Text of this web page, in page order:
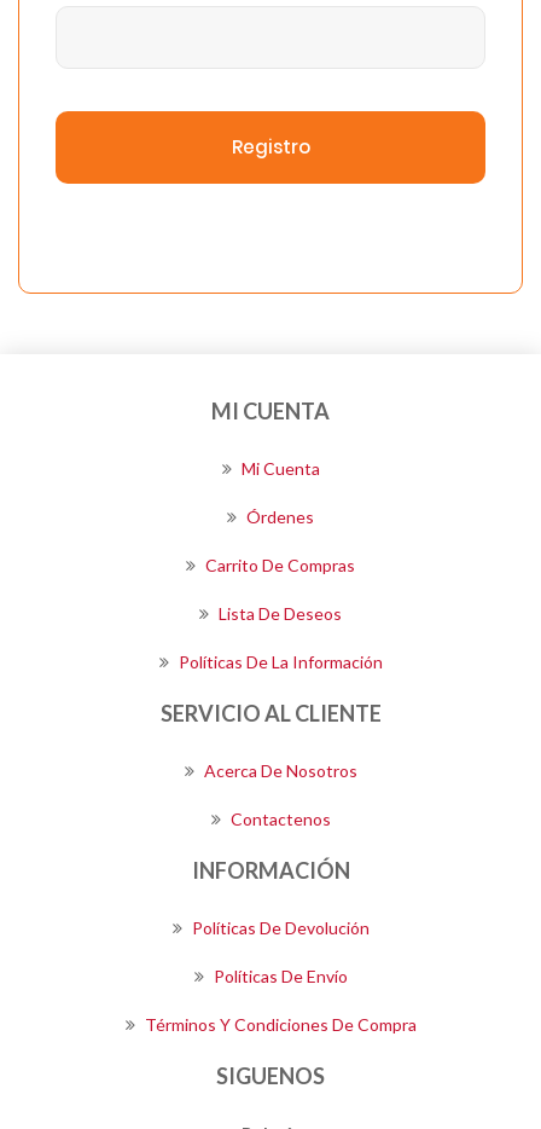
Registro
MI CUENTA
Mi Cuenta
Órdenes
Carrito De Compras
Lista De Deseos
Políticas De La Información
SERVICIO AL CLIENTE
Acerca De Nosotros
Contactenos
INFORMACIÓN
Políticas De Devolución
Políticas De Envío
Términos Y Condiciones De Compra
SIGUENOS